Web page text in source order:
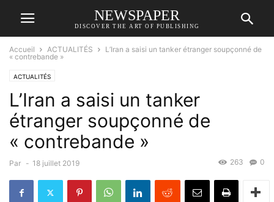
NEWSPAPER
DISCOVER THE ART OF PUBLISHING
Accueil ACTUALITÉS
L’Iran a saisi un tanker étranger soupçonné de
« contrebande »
ACTUALITÉS
L’Iran a saisi un tanker
étranger soupçonné de
« contrebande »
Par - 18 juillet 2019 0
263